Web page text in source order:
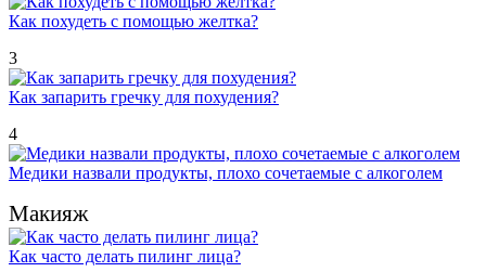
Как похудеть с помощью желтка?
3
Как запарить гречку для похудения?
4
Медики назвали продукты, плохо сочетаемые с алкоголем
Макияж
Как часто делать пилинг лица?